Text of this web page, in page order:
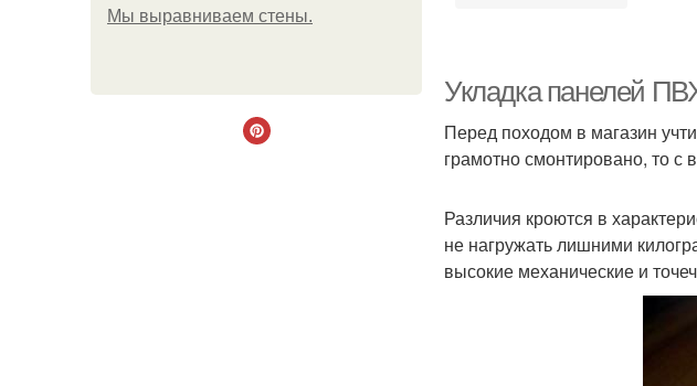
Мы выравниваем стены.
Укладка панелей
Перед походом в магазин
грамотно смонтировано, то с
Различия кроются в
не нагружать лишними
высокие механические и